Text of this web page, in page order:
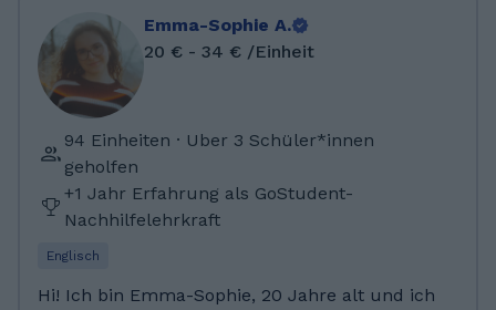
mein Abitur gemacht. Im selben Jahr habe ich
an der Ruprecht-Karls-Universität in
Heidelberg ein Chemie Studium begonnen.
Nach dem Bachelor 2021 habe ich direkt im
Anschluss mit dem Master begonnen und im
Herbst 2024 abgeschlossen. Während meines
Studiums konnte ich mehrfach als Tutor von
Übungsgruppen arbeiten. Auch als
Nachhilfelehrer von Schülerinnen und
Schülern habe ich schon Erfahrung
Emma-Sophie A.
20 € - 34 € /Einheit
94 Einheiten · Uber 3 Schüler*innen
geholfen
+1 Jahr Erfahrung als GoStudent-
Nachhilfelehrkraft
Englisch
Hi! Ich bin Emma-Sophie, 20 Jahre alt und ich